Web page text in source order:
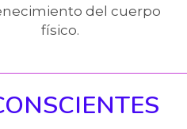
del cuerpo
físico.